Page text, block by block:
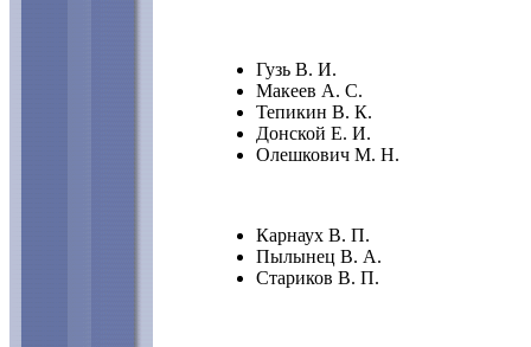
Гузь В. И.
Макеев А. С.
Тепикин В. К.
Донской Е. И.
Олешкович М. Н.
Карнаух В. П.
Пылынец В. А.
Стариков В. П.